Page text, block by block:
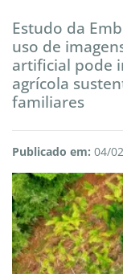
Estudo da
uso de
artificial pode
agrícola
familiares
Publicado em: 04/